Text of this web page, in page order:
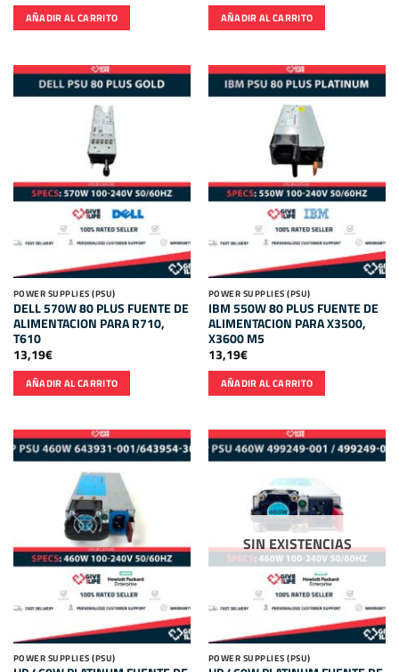
AÑADIR AL CARRITO AÑADIR AL CARRITO
POWER SUPPLIES (PSU)
DELL 570W 80 PLUS FUENTE DE
ALIMENTACION PARA R710,
T610
13,19€
AÑADIR AL CARRITO
POWER SUPPLIES (PSU)
IBM 550W 80 PLUS FUENTE DE
ALIMENTACION PARA X3500,
X3600 M5
13,19€
AÑADIR AL CARRITO
POWER SUPPLIES (PSU)
SIN EXISTENCIAS
POWER SUPPLIES (PSU)